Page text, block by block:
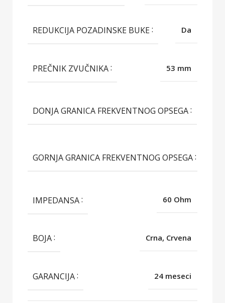
REDUKCIJA POZADINSKE BUKE Da
PREČNIK ZVUČNIKA 53 mm
DONJA GRANICA FREKVENTNOG OPSEGA
GORNJA GRANICA FREKVENTNOG OPSEGA
IMPEDANSA 60 Ohm
BOJA Crna, Crvena
GARANCIJA 24 meseci